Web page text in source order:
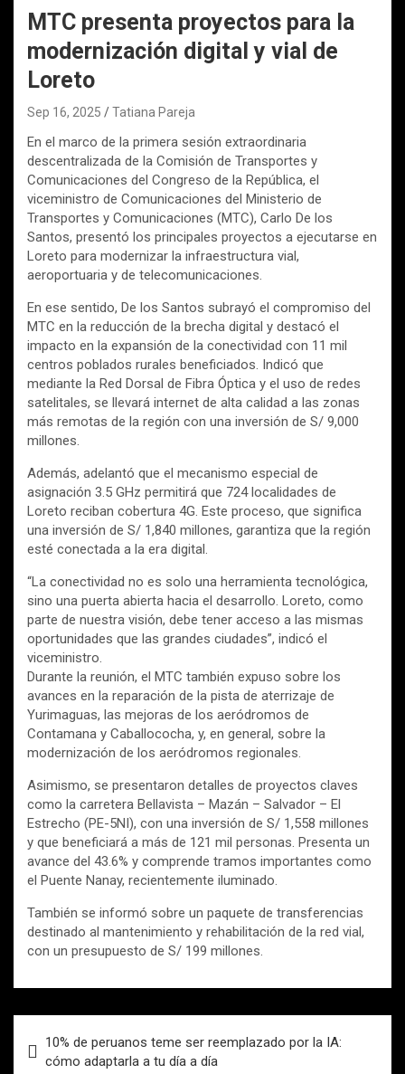
MTC presenta proyectos para la
modernización digital y vial de
Loreto
Sep 16, 2025 Tatiana Pareja
En el marco de la primera sesión extraordinaria
descentralizada de la Comisión de Transportes y
Comunicaciones del Congreso de la República, el
viceministro de Comunicaciones del Ministerio de
Transportes y Comunicaciones (MTC), Carlo De los
Santos, presentó los principales proyectos a ejecutarse en
Loreto para modernizar la infraestructura vial,
aeroportuaria y de telecomunicaciones.
En ese sentido, De los Santos subrayó el compromiso del
MTC en la reducción de la brecha digital y destacó el
impacto en la expansión de la conectividad con 11 mil
centros poblados rurales beneficiados. Indicó que
mediante la Red Dorsal de Fibra Óptica y el uso de redes
satelitales, se llevará internet de alta calidad a las zonas
más remotas de la región con una inversión de S/ 9,000
millones.
Además, adelantó que el mecanismo especial de
asignación 3.5 GHz permitirá que 724 localidades de
Loreto reciban cobertura 4G. Este proceso, que significa
una inversión de S/ 1,840 millones, garantiza que la región
esté conectada a la era digital.
“La conectividad no es solo una herramienta tecnológica,
sino una puerta abierta hacia el desarrollo. Loreto, como
parte de nuestra visión, debe tener acceso a las mismas
oportunidades que las grandes ciudades”, indicó el
viceministro.
Durante la reunión, el MTC también expuso sobre los
avances en la reparación de la pista de aterrizaje de
Yurimaguas, las mejoras de los aeródromos de
Contamana y Caballococha, y, en general, sobre la
modernización de los aeródromos regionales.
Asimismo, se presentaron detalles de proyectos claves
como la carretera Bellavista – Mazán – Salvador – El
Estrecho (PE-5NI), con una inversión de S/ 1,558 millones
y que beneficiará a más de 121 mil personas. Presenta un
avance del 43.6% y comprende tramos importantes como
el Puente Nanay, recientemente iluminado.
También se informó sobre un paquete de transferencias
destinado al mantenimiento y rehabilitación de la red vial,
con un presupuesto de S/ 199 millones.
de
10% de peruanos teme ser reemplazado por la IA:
cómo adaptarla a tu día a día